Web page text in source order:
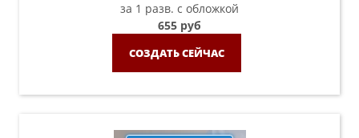
за 1 разв. с обложкой
655 руб
СОЗДАТЬ СЕЙЧАС